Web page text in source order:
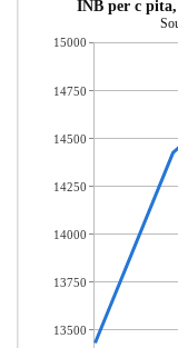
INB per c pita,
15000
14750
14500
14250
14000
13750
13500